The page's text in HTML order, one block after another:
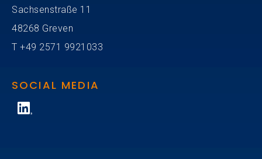
Sachsenstraße 11
48268 Greven
T+49 2571 9921033
SOCIAL MEDIA